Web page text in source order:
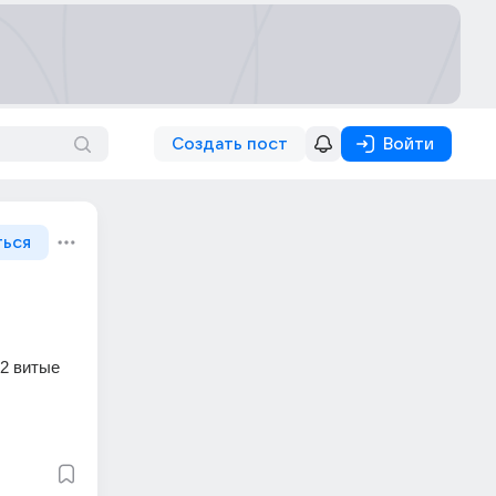
Создать пост Войти
витые